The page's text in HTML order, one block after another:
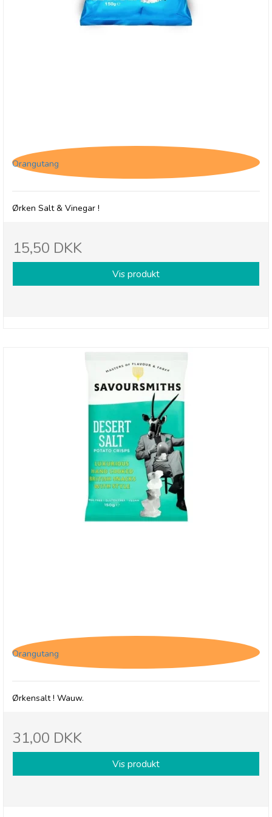
Orangutang
Ørken Salt & Vinegar !
15,50 DKK
Vis produkt
Orangutang
Ørkensalt ! Wauw.
31,00 DKK
Vis produkt